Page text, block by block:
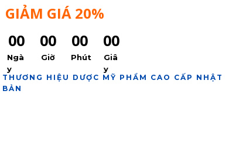
GIẢM GIÁ 20%
00 00 00 00
Ngà
y
Giờ Phút
Giâ
y
THƯƠNG HIỆU DƯỢC MỸ PHẨM CAO CẤP NHẬT
BẢN